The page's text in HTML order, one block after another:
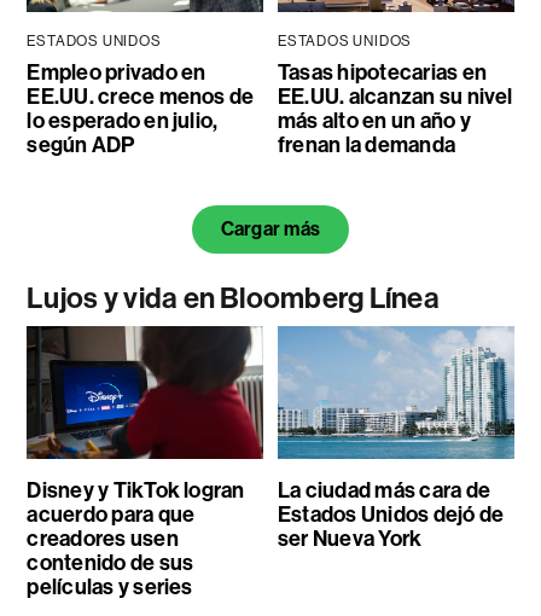
ESTADOS UNIDOS
Empleo privado en
EE.UU. crece menos de
lo esperado en julio,
según ADP
ESTADOS UNIDOS
Tasas hipotecarias en
EE.UU. alcanzan su nivel
más alto en un año y
frenan la demanda
Cargar más
Lujos y vida en Bloomberg Línea
Disney y TikTok logran
acuerdo para que
creadores usen
contenido de sus
películas y series
La ciudad más cara de
Estados Unidos dejó de
ser Nueva York